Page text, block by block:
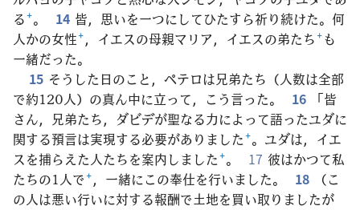
る+。 14 皆，思いを一つにしてひたすら祈り続けた。何
人かの女性+，イエスの母親マリア，イエスの弟たち+も
一緒だった。
15 そうした日のこと，ペテロは兄弟たち（人数は全部
で約120人）の真ん中に立って，こう言った。
16
「皆
さん，兄弟たち，ダビデが聖なる力によって語ったユダに
関する預言は実現する必要がありました+。ユダは，イエ
スを捕らえた人たちを案内しました+。 17 彼はかつて私
たちの1人で+，一緒にこの奉仕を行いました。 18
（こ
の人は悪い行いに対する報酬で土地を買い取りましたが